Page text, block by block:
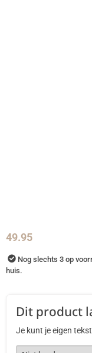
49.95
Nog slechts 3 op
huis.
Dit product
Je kunt je eigen